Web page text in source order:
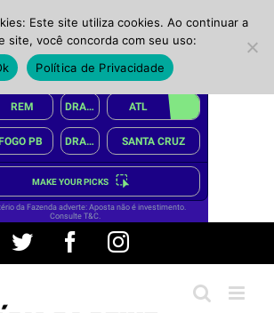
Twitter FacebookInstagram
Este site utiliza cookies. Ao continuar a
site, você concorda com seu uso:
Política de Privacidade